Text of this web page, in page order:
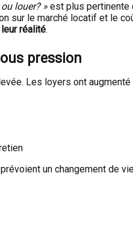
louer? » est plus pertinente
sur le marché locatif et le
réalité.
pression
Les loyers ont
un changement de